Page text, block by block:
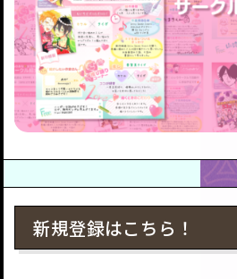
新規登録はこちら！